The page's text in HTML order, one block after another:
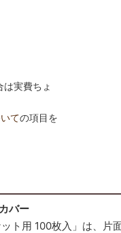
実費ちょ
ての項目を
バー
ト用 100枚入」は、